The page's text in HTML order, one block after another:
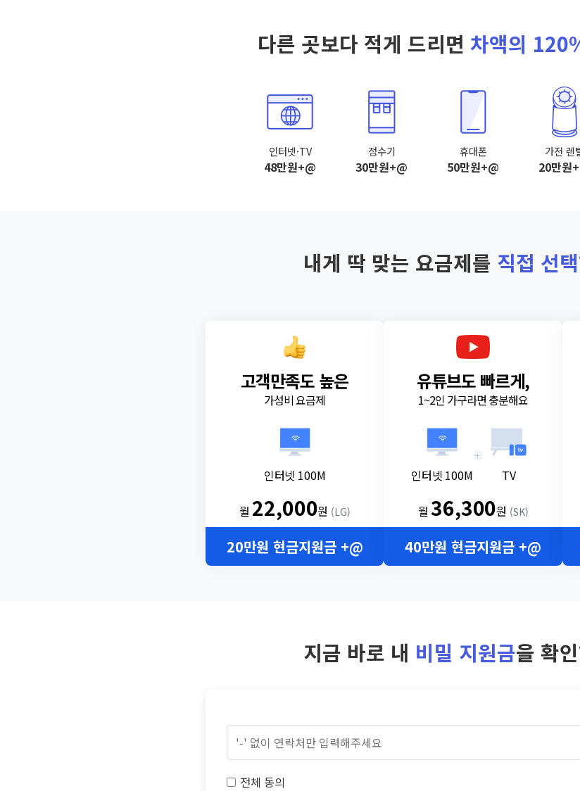
다른 곳보다 적게 드리면 차액의
인터넷·TV
48만원+@
정수기
30만원+@
휴대폰
50만원+@
가전 렌
20만원
내게 딱 맞는 요금제를 직접 선
고객만족도 높은
가성비 요금제
인터넷 100M
월 22,000원 (LG)
20만원 현금지원금 +@
유튜브도 빠르게,
1~2인 가구라면 충분해요
인터넷 100M
+
TV
월36,300원 (SK)
40만원 현금지원금 +@
지금 바로 내 비밀 지원금을 확
전체 동의